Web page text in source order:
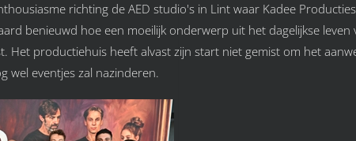
richting de AED studio's in Lint waar Kadee
benieuwd hoe een moeilijk onderwerp uit het dagelijkse leven
Het productiehuis heeft alvast zijn start niet gemist om het
wel eventjes zal nazinderen.